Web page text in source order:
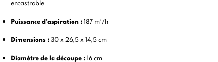
encastrable
Puissance d’aspiration : 187 m³/h
Dimensions : 30 x 26,5 x 14,5 cm
Diamètre de la découpe : 16 cm